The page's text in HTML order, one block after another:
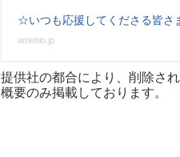
☆いつも応援してくださる皆さ
ameblo.jp
提供社の都合により、削除され
概要のみ掲載しております。